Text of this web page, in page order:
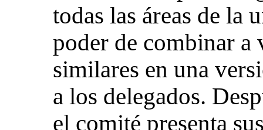
todas las áreas de la
poder de combinar a
similares en una
a los delegados.
el comité presenta